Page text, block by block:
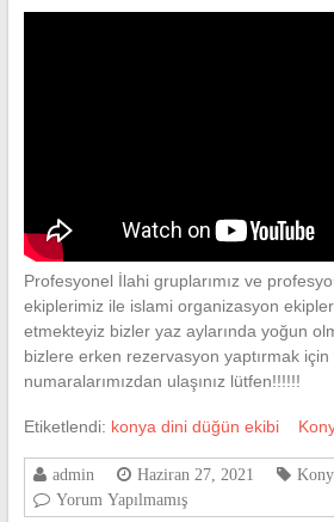
Profesyonel İlahi gruplarımız ve
ekiplerimiz ile islami organizasyon
etmekteyiz bizler yaz aylarında yoğun
bizlere erken rezervasyon yaptırmak için
numaralarımızdan ulaşınız lütfen!!!!!!
Etiketlendi: konya dini düğün ekibi
admin Haziran 27, 2021
Yorum Yapılmamış